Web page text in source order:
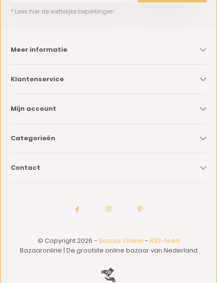
* Lees hier de wettelijke beperkingen
Meer informatie
Klantenservice
Mijn account
Categorieën
Contact
© Copyright 2026 - Bazaar Online - RSS-feed
Bazaaronline | De grootste online bazaar van Nederland